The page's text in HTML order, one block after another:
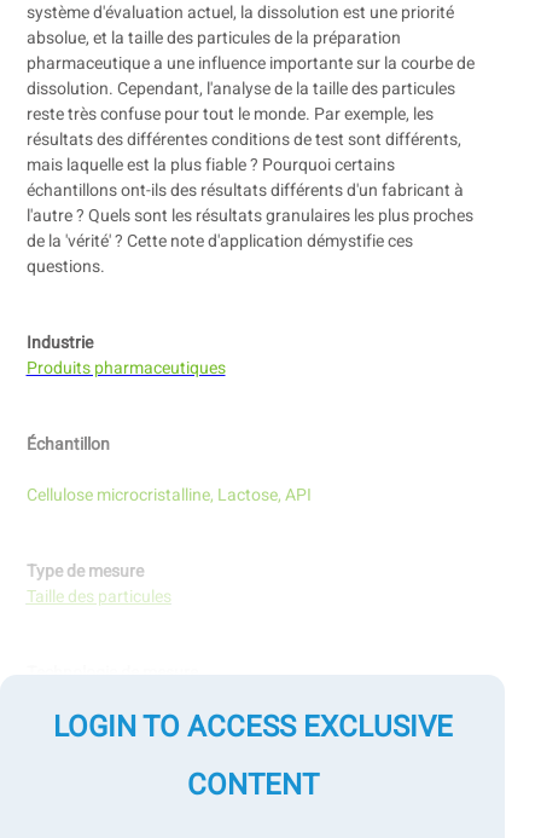
système d'évaluation actuel, la dissolution est une priorité
absolue, et la taille des particules de la préparation
pharmaceutique a une influence importante sur la courbe de
dissolution. Cependant, l'analyse de la taille des particules
reste très confuse pour tout le monde. Par exemple, les
résultats des différentes conditions de test sont différents,
mais laquelle est la plus fiable ? Pourquoi certains
échantillons ont-ils des résultats différents d'un fabricant à
l'autre ? Quels sont les résultats granulaires les plus proches
de la 'vérité' ? Cette note d'application démystifie ces
questions.
Industrie
Produits pharmaceutiques
Échantillon
Cellulose microcristalline, Lactose, API
Type de mesure
Taille des particules
LOGIN TO ACCESS EXCLUSIVE
CONTENT